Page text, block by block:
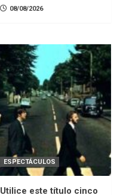
08/08/2026
ESPECTÁCULOS
Utilice este título cinco